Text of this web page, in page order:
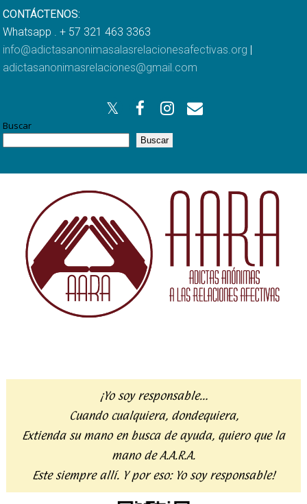
CONTÁCTENOS:
Whatsapp . + 57 321 463 3363
info@adictasanonimasalasrelacionesafectivas.org |
adictasanonimasrelaciones@gmail.com
Buscar
Buscar
¡Yo soy responsable…
Cuando cualquiera, dondequiera,
Extienda su mano en busca de ayuda, quiero que la
mano de A.A.R.A.
Este siempre allí. Y por eso: Yo soy responsable!